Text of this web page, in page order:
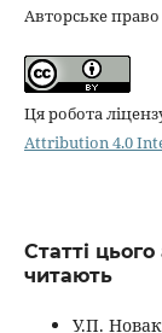
Авторське
Ця робота
Attribution 4.0
Статті
читають
У.П.